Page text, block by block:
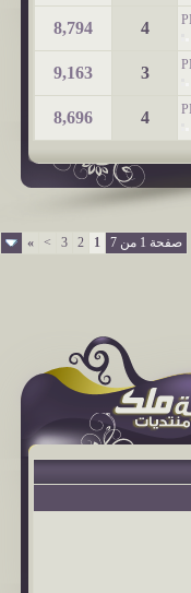
4
8,794
3
9,163
4
8,696
صفحة 1 من 7 1
2
3
>
»